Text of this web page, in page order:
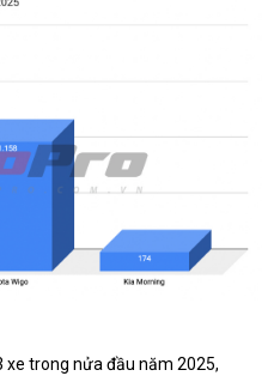
xe trong nửa đầu năm 2025,